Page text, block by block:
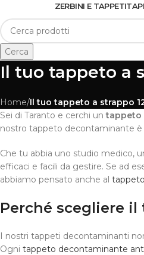
ZERBINI E TAPPETI
Cerca
Il tuo tappeto a
Home/Il tuo tappeto a strappo
Sei di Taranto e cerchi untappeto
nostro tappeto decontaminante è
Che tu abbia uno studio medico,
efficaci e facili da gestire. Se ad
abbiamo pensato anche al
Perché scegliere
I nostri tappeti decontaminanti
Ogni tappeto decontaminante